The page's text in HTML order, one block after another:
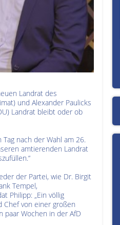
Landrat des
und Alexander Paulicks
Landrat bleibt oder ob
nach der Wahl am 26.
amtierenden Landrat
der Partei, wie Dr. Birgit
Tempel,
Philipp: „Ein völlig
von einer großen
paar Wochen in der AfD
Thüringen.TV
Sendung vom 19.06.2026